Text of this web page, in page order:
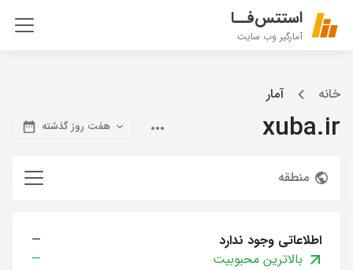
استتس‌فــا
آمارگیر وب سایت
خانه آمار
xuba.ir هفت روز گذشته
منطقه
اطلاعاتی وجود ندارد
—
بالاترین محبوبیت
—